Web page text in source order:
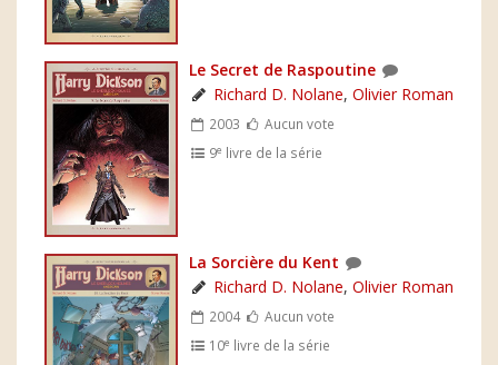
Le Secret de Raspoutine
Richard D. Nolane, Olivier Roman
2003
Aucun vote
9e livre de la série
La Sorcière du Kent
Richard D. Nolane, Olivier Roman
2004
Aucun vote
10e livre de la série